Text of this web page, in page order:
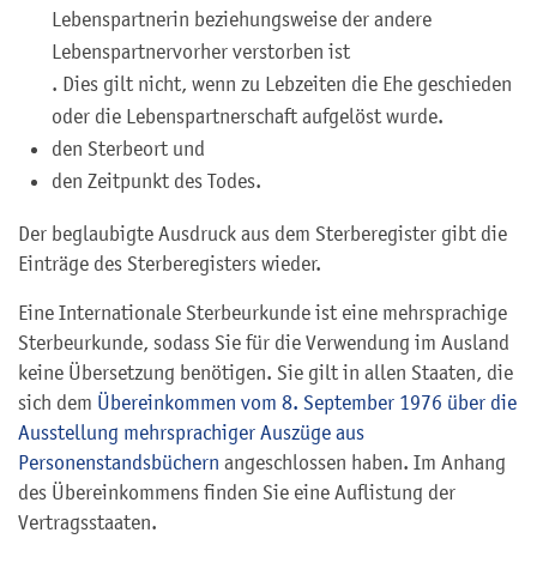
Lebenspartnerin beziehungsweise der andere
Lebenspartnervorher verstorben ist
. Dies gilt nicht, wenn zu Lebzeiten die Ehe geschieden
oder die Lebenspartnerschaft aufgelöst wurde.
den Sterbeort und
den Zeitpunkt des Todes.
Der beglaubigte Ausdruck aus dem Sterberegister gibt die
Einträge des Sterberegisters wieder.
Eine Internationale Sterbeurkunde ist eine mehrsprachige
Sterbeurkunde, sodass Sie für die Verwendung im Ausland
keine Übersetzung benötigen. Sie gilt in allen Staaten, die
sich dem Übereinkommen vom 8. September 1976 über die
Ausstellung mehrsprachiger Auszüge aus
Personenstandsbüchern angeschlossen haben. Im Anhang
des Übereinkommens finden Sie eine Auflistung der
Vertragsstaaten.